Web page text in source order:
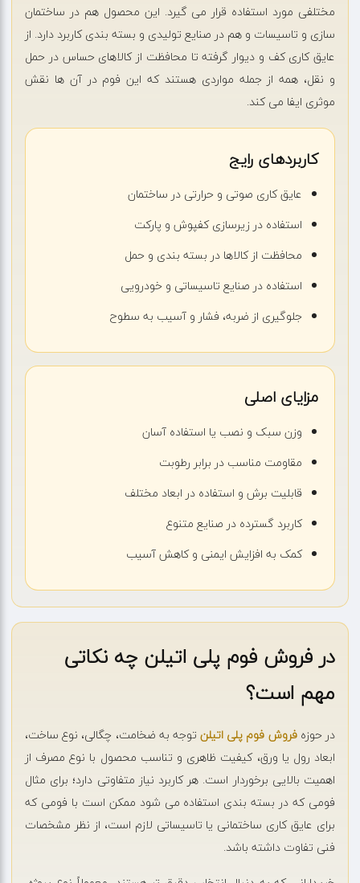
مختلفی مورد استفاده قرار می گیرد. این محصول هم در ساختمان
سازی و تاسیسات و هم در صنایع تولیدی و بسته بندی کاربرد دارد. از
عایق کاری کف و دیوار گرفته تا محافظت از کالاهای حساس در حمل
و نقل، همه از جمله مواردی هستند که این فوم در آن ها نقش
موثری ایفا می کند.
کاربردهای رایج
عایق کاری صوتی و حرارتی در ساختمان
استفاده در زیرسازی کفپوش و پارکت
محافظت از کالاها در بسته بندی و حمل
استفاده در صنایع تاسیساتی و خودرویی
جلوگیری از ضربه، فشار و آسیب به سطوح
مزایای اصلی
وزن سبک و نصب یا استفاده آسان
مقاومت مناسب در برابر رطوبت
قابلیت برش و استفاده در ابعاد مختلف
کاربرد گسترده در صنایع متنوع
کمک به افزایش ایمنی و کاهش آسیب
در فروش فوم پلی اتیلن چه نکاتی
مهم است؟
در حوزهفروش فوم پلی اتیلنتوجه به ضخامت، چگالی، نوع ساخت،
ابعاد رول یا ورق، کیفیت ظاهری و تناسب محصول با نوع مصرف از
اهمیت بالایی برخوردار است. هر کاربرد نیاز متفاوتی دارد؛ برای مثال
فومی که در بسته بندی استفاده می شود ممکن است با فومی که
برای عایق کاری ساختمانی یا تاسیساتی لازم است، از نظر مشخصات
فنی تفاوت داشته باشد.